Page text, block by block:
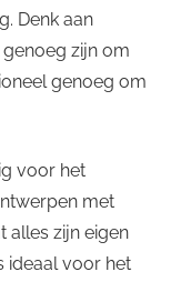
Denk aan
zijn om
genoeg om
voor het
met
alles zijn eigen
ideaal voor het